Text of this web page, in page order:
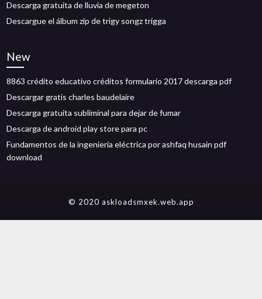
Descarga gratuita de lluvia de megeton
Descargue el álbum zip de trigy songz trigga
New
8863 crédito educativo créditos formulario 2017 descarga pdf
Descargar gratis charles baudelaire
Descarga gratuita subliminal para dejar de fumar
Descarga de android play store para pc
Fundamentos de la ingeniería eléctrica por ashfaq husain pdf
download
© 2020 askloadsmxek.web.app